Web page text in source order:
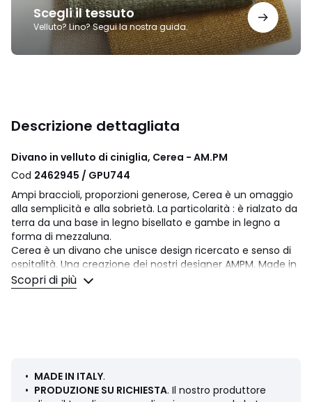
Scegli il tessuto
Velluto? Lino? Segui la nostra guida.
Descrizione dettagliata
Divano in velluto di ciniglia, Cerea - AM.PM
Cod 2462945 / GPU744
Ampi braccioli, proporzioni generose, Cerea è un omaggio
alla semplicità e alla sobrietà. La particolarità : è rialzato da
terra da una base in legno bisellato e gambe in legno a
forma di mezzaluna.
Cerea è un divano che unisce design ricercato e senso di
ospitalità. Una creazione dei nostri designer AMPM. Made in
Italy.
3 posti
• Lunghezza: 212 cm
Scopri di più
• MADE IN ITALY.
• PRODUZIONE SU RICHIESTA. Il nostro produttore